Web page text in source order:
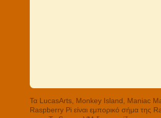
Τα LucasArts, Monkey Island, Maniac
Raspberry Pi είναι εμπορικό σήμα της